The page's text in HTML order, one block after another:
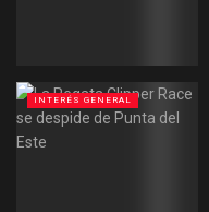
INTERÉS GENERAL